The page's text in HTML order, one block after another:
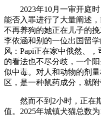
2023年10月一审开庭时
能否入罪进行了大量阐述
不再养狗的她正在儿子的
李依涵和别的一位出国留
风：Papi正在家中俄然、
的看法也不尽分歧，一个
似中毒。对人和动物的剂
区，是一种鼠药成分，就
然而不到2小时，正在期
值。2025年城镇犬猫总数